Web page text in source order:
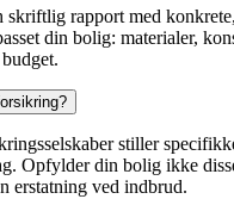
skriftlig rapport med
din bolig: materialer,
stiller
Opfylder din bolig ikke
erstatning ved indbrud.